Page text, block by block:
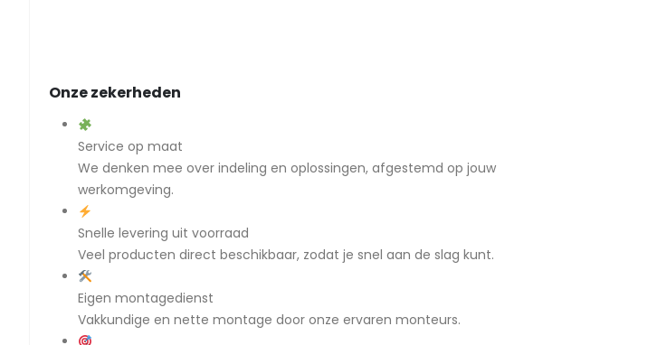
Onze zekerheden
Service op maat
We denken mee over indeling en oplossingen, afgestemd op jouw
werkomgeving.
Snelle levering uit voorraad
Veel producten direct beschikbaar, zodat je snel aan de slag kunt.
Eigen montagedienst
Vakkundige en nette montage door onze ervaren monteurs.